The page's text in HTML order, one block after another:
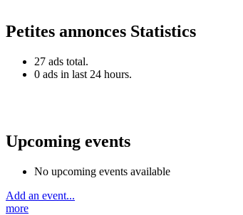
Petites annonces Statistics
27 ads total.
0 ads in last 24 hours.
Upcoming events
No upcoming events available
Add an event...
more